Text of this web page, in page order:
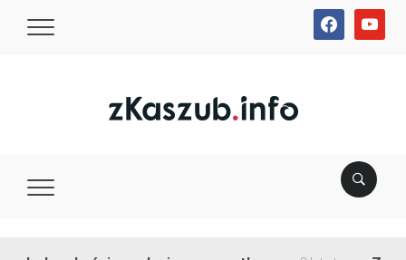
facebookyoutube